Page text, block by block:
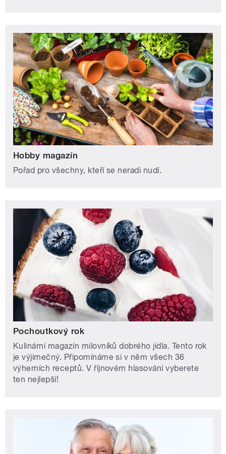
Hobby magazín
Pořad pro všechny, kteří se neradi nudí.
Pochoutkový rok
Kulinární magazín milovníků dobrého jídla. Tento rok
je výjimečný. Připomínáme si v něm všech 36
výherních receptů. V říjnovém hlasování vyberete
ten nejlepší!